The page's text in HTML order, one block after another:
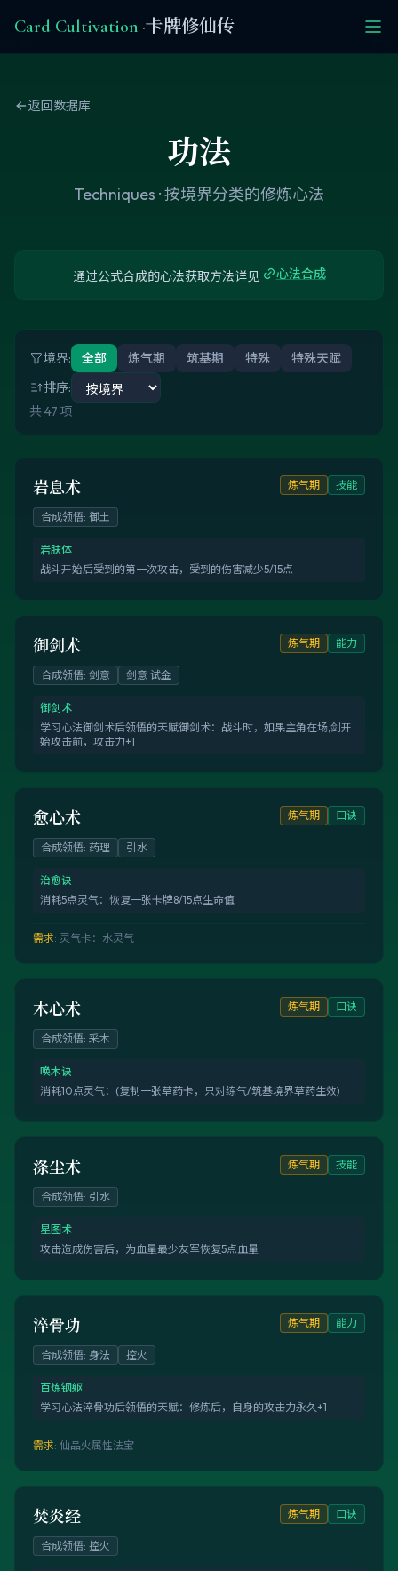
Card Cultivation ·卡牌修仙传
返回数据库
功法
Techniques · 按境界分类的修炼心法
通过公式合成的心法获取方法详见 心法合成
境界: 全部 炼气期 筑基期 特殊
特殊天赋
排序:
共 47 项
岩息术 炼气期 技能
合成领悟: 御土
岩肤体
战斗开始后受到的第一次攻击，受到的伤害减少5/15点
御剑术 炼气期 能力
合成领悟: 剑意 剑意 试金
御剑术
学习心法御剑术后领悟的天赋御剑术：战斗时，如果主角在场,剑开
始攻击前，攻击力+1
愈心术 炼气期 口诀
合成领悟: 药理 引水
治愈诀
消耗5点灵气：恢复一张卡牌8/15点生命值
需求: 灵气卡：水灵气
木心术 炼气期 口诀
合成领悟: 采木
唤木诀
消耗10点灵气：(复制一张草药卡，只对练气/筑基境界草药生效)
涤尘术 炼气期 技能
合成领悟: 引水
星图术
攻击造成伤害后，为血量最少友军恢复5点血量
淬骨功 炼气期 能力
合成领悟: 身法 控火
百炼钢躯
学习心法淬骨功后领悟的天赋：修炼后，自身的攻击力永久+1
需求: 仙品火属性法宝
焚炎经 炼气期 口诀
合成领悟: 控火